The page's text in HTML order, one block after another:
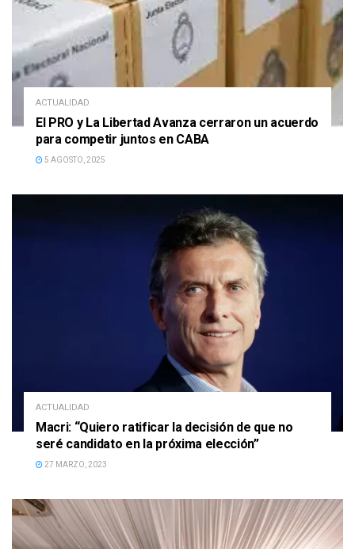
ACTUALIDAD
El PRO y La Libertad Avanza cerraron un acuerdo
para competir juntos en CABA
5 AGOSTO, 2025
ACTUALIDAD
Macri: “Quiero ratificar la decisión de que no
seré candidato en la próxima elección”
27 MARZO, 2023